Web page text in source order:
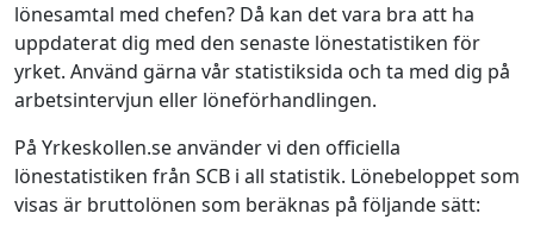
lönesamtal med chefen? Då kan det vara bra att ha
uppdaterat dig med den senaste lönestatistiken för
yrket. Använd gärna vår statistiksida och ta med dig på
arbetsintervjun eller löneförhandlingen.
På Yrkeskollen.se använder vi den officiella
lönestatistiken från SCB i all statistik. Lönebeloppet som
visas är bruttolönen som beräknas på följande sätt: